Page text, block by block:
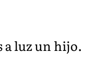
a luz un hijo.